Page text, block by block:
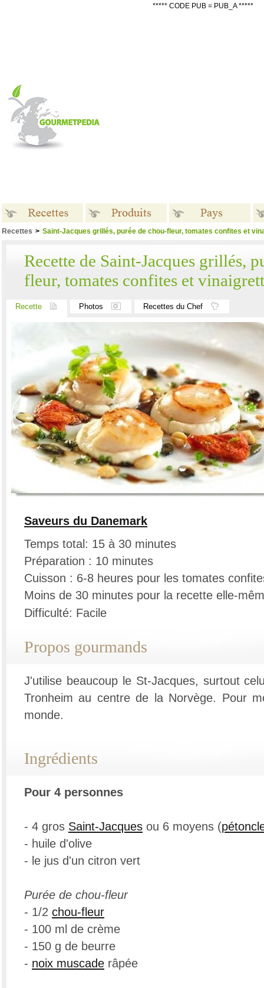
***** CODE PUB = PUB_A *****
Recettes > Saint-Jacques grillés, purée de chou-fleur, tomates confites et
Recette de Saint-Jacques grillés,
fleur, tomates confites et
Recette Photos Recettes du Chef
Saveurs du Danemark
Temps total: 15 à 30 minutes
Préparation : 10 minutes
Cuisson : 6-8 heures pour les tomates
Moins de 30 minutes pour la recette elle-
Difficulté: Facile
Propos gourmands
J'utilise beaucoup le St-Jacques, surtout
Tronheim au centre de la Norvège. Pour
monde.
Ingrédients
Pour 4 personnes
- 4 gros Saint-Jacques ou 6 moyens (
- huile d'olive
- le jus d'un citron vert
Purée de chou-fleur
- 1/2 chou-fleur
- 100 ml de crème
- 150 g de beurre
- noix muscade râpée